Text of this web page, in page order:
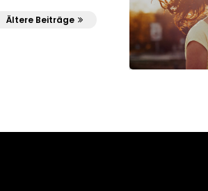
Ältere Beiträge